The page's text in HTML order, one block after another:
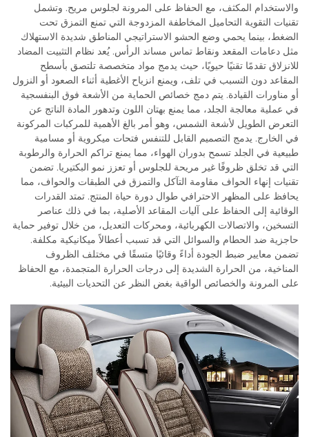
والاستخدام المكثف، مع الحفاظ على المرونة لجلوس مريح. وتشمل
تقنيات التقوية التحاميل المخاطفة المزدوجة التي تمنع التمزق تحت
الضغط، بينما يحمي وضع الحشو الاستراتيجي المناطق شديدة الاستهلاك
مثل دعامات المقعد ونقاط تماس مساند الرأس. يُعد نظام التثبيت المضاد
للانزلاق تقدمًا تقنيًا حيويًا، حيث يدمج مواد متخصصة تلتصق بأسطح
المقاعد دون التسبب في تلف، ويمنع انزياح الأغطية أثناء الصعود أو النزول
أو مناورات القيادة. يتم دمج خصائص الحماية من الأشعة فوق البنفسجية
في عملية معالجة الجلد، مما يمنع بهتان اللون وتدهور المادة الناتج عن
التعرض الطويل لأشعة الشمس، وهو أمر بالغ الأهمية للمركبات المركونة
في الخارج. يدمج التصميم القابل للتنفس فتحات ميكروية أو مسامية
طبيعية في الجلد تسمح بدوران الهواء، مما يمنع تراكم الحرارة والرطوبة
التي قد تخلق ظروفًا غير مريحة للجلوس أو تعزز نمو البكتيريا. تضمن
تقنيات إنهاء الحواف مقاومة التآكل والتمزق في الطبقات والحواف، مما
يحافظ على المظهر الاحترافي طوال دورة حياة المنتج. تمتد القدرات
الوقائية إلى الحفاظ على آليات المقاعد الأصلية، بما في ذلك عناصر
التسخين، والاتصالات الكهربائية، ومحركات التعديل، من خلال توفير حماية
حاجزية ضد الحطام والسوائل التي قد تسبب أعطالاً ميكانيكية مكلفة.
تضمن معايير ضبط الجودة أداءً وقائيًا متسقًا في مختلف الظروف
المناخية، من الحرارة الشديدة إلى درجات الحرارة المتجمدة، مع الحفاظ
على المرونة والخصائص الواقية بغض النظر عن التحديات البيئية.